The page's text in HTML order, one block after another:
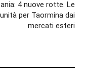
4 nuove rotte. Le
per Taormina dai
mercati esteri